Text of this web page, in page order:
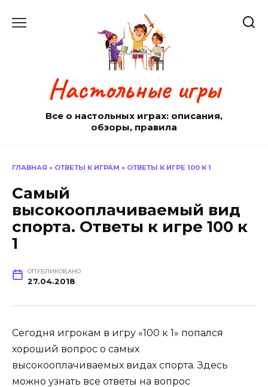
Настольные игры
Все о настольных играх: описания,
обзоры, правила
ГЛАВНАЯ » ОТВЕТЫ К ИГРАМ » ОТВЕТЫ К ИГРЕ 100 К 1
Самый
высокооплачиваемый вид
спорта. Ответы к игре 100 к
1
ОПУБЛИКОВАНО
27.04.2018
Сегодня игрокам в игру «100 к 1» попался
хороший вопрос о самых
высокооплачиваемых видах спорта. Здесь
можно узнать все ответы на вопрос